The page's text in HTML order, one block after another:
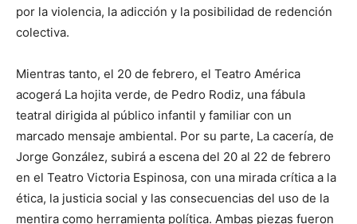
por la violencia, la adicción y la posibilidad de redención
colectiva.
Mientras tanto, el 20 de febrero, el Teatro América
acogerá La hojita verde, de Pedro Rodiz, una fábula
teatral dirigida al público infantil y familiar con un
marcado mensaje ambiental. Por su parte, La cacería, de
Jorge González, subirá a escena del 20 al 22 de febrero
en el Teatro Victoria Espinosa, con una mirada crítica a la
ética, la justicia social y las consecuencias del uso de la
mentira como herramienta política. Ambas piezas fueron